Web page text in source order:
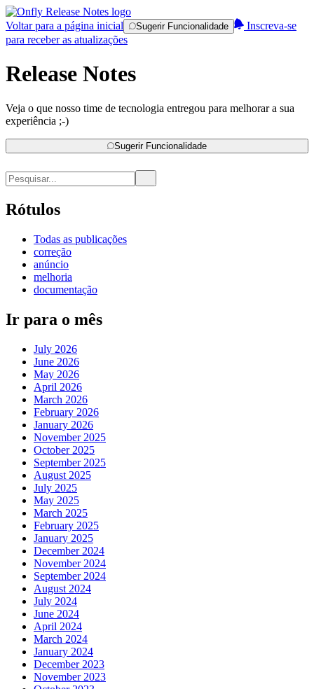
Voltar para a página inicial Sugerir Funcionalidade
Inscreva-se
para receber as atualizações
Release Notes
Veja o que nosso time de tecnologia entregou para melhorar a sua
experiência ;-)
Sugerir Funcionalidade
Rótulos
Todas as publicações
correção
anúncio
melhoria
documentação
Ir para o mês
July 2026
June 2026
May 2026
April 2026
March 2026
February 2026
January 2026
November 2025
October 2025
September 2025
August 2025
July 2025
May 2025
March 2025
February 2025
January 2025
December 2024
November 2024
September 2024
August 2024
July 2024
June 2024
April 2024
March 2024
January 2024
December 2023
November 2023